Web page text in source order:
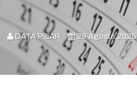
DATA PILAR 29 Agosto 2025